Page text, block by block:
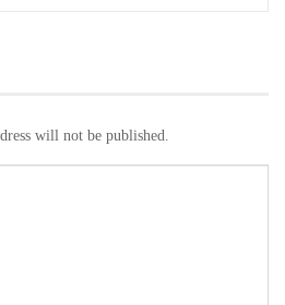
will not be published.